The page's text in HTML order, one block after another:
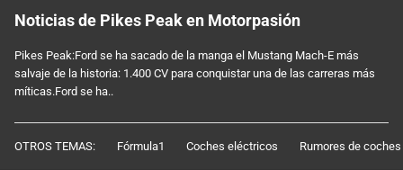
Noticias de Pikes Peak en Motorpasión
Pikes Peak:Ford se ha sacado de la manga el Mustang Mach-E más
salvaje de la historia: 1.400 CV para conquistar una de las carreras más
míticas.Ford se ha..
OTROS TEMAS: Fórmula1 Coches eléctricos Rumores de coches